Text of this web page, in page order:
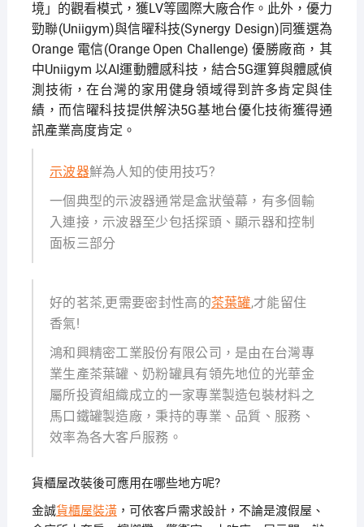
境」的觀看模式，獲LV等國際大廠合作。此外，優力
勁聯(Uniigym)與信曜科技(Synergy Design)同獲選為
Orange 電信(Orange Open Challenge) 優勝廠商，其
中Uniigym 以AI運動體感科技，結合5G運算與體感偵
測技術，在台灣的家用健身領域得到許多肯定與佳
績，而信曜科技提供解決5G基地台優化技術獲得通
訊產業高度肯定。
示波器鮮為人知的使用技巧?
一個典型的示波器通常是盒狀螢幕，有多個輸
入連接，示波器至少包括探頭、顯示器和控制
面板三部分
好的茗茶,更需要密封性高的茶葉罐,才能留住
香氣!
鴻和興精密工業股份有限公司，是由在台灣專
業生產茶葉罐、奶粉罐具有領先地位的光華金
屬所投資組織成立的一家專業製造包裝材料之
馬口鐵罐製造廠，秉持的專業、品質、服務、
效率為各大客戶服務。
貨櫃屋改裝後可應用在哪些地方呢?
金誠貨櫃屋裝潢，可依客戶需求設計，不論是渡假屋、